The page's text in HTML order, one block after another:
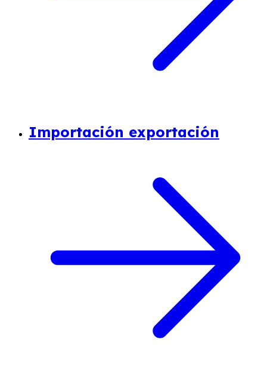
Importación exportación